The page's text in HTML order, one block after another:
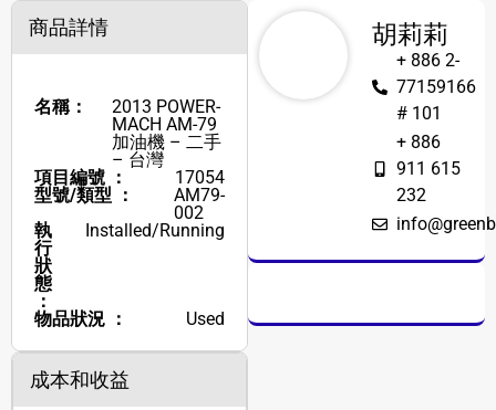
商品詳情
名稱：
2013 POWER-
MACH AM-79
加油機 – 二手
– 台灣
項目編號 ：
17054
型號/類型 ：
AM79-
002
執
行
狀
態
：
Installed/Running
物品狀況 ： Used
成本和收益
胡莉莉
+ 886 2-
77159166
# 101
+ 886
911 615
232